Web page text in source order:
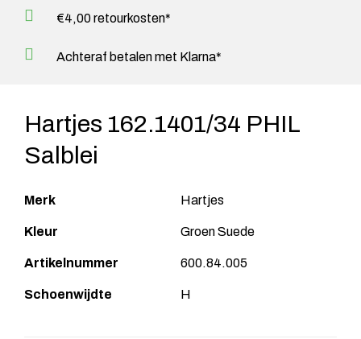
€4,00 retourkosten*
Achteraf betalen met Klarna*
Hartjes 162.1401/34 PHIL
Salblei
Merk Hartjes
Kleur Groen Suede
Artikelnummer 600.84.005
Schoenwijdte H